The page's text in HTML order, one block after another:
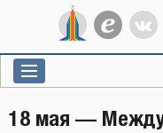
18 мая —